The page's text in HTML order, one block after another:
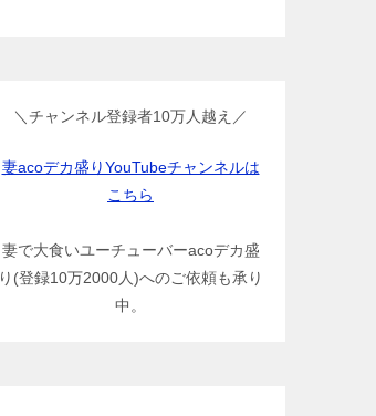
＼チャンネル登録者10万人越え／
妻acoデカ盛りYouTubeチャンネルは
こちら
妻で大食いユーチューバーacoデカ盛
り(登録10万2000人)へのご依頼も承り
中。